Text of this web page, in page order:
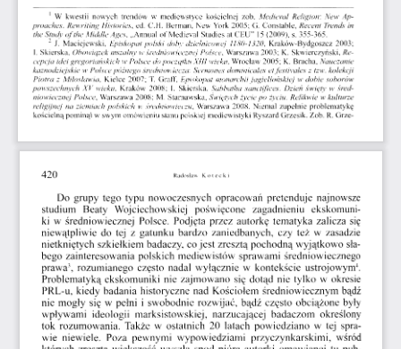
  W  kwestii  nowych  trendów  w  mediewstyce  kościelnej  zob.
  Medieval  Religion:  New  Ap­
proaches.  Rewriting  Histories,
  ed.  C.H.  Berman,  New  York  2005;  G.  Constable,
  Recent  Trends  in
the Study of the Middle Ages,
  „Annual  of  Medieval  Studies  at  CEU”  15 (2009),  s. 355-365.
2
  J.  Maciejewski,
  Episkopat  polski  doby  dzielnicowej  1180-1320,
Kraków-Bydgoszcz
  2003;
I. Skierska,
  Obowiązek mszalny  w średniowiecznej  Polsce,
Warszawa
  2003;
  K. Skwierczyński,
Re­
cepcja  idei gregoriańskich  w Polsce do początku  XIII  wieku, Wrocław  2005; K.  Bracha, Nauczanie
kaznodziejskie  w Polsce późnego  średniowiecza: Sermones  dominicales et festivales z  tzw. kolekcji
Piotra  z  Miłosławia,
  Kielce  2007;  T.
  Graff,
  Episkopat  monarchii  jagiellońskiej  w dobie  soborów
powszechnych  XV  wieku,
  Kraków  2008;  I.  Skierska,
  Sabbatha  sanctifices.  Dzień  święty  w
  śred­
niowiecznej  Polsce,
  Warszawa  2008;  M  Starnawska,
  Świętych życie po  życiu.  Relikwie  w kulturze
religijnej  na ziemiach  polskich  w średniowieczu,
  Warszawa  2008.  Niemal  zupełnie  problematykę
kościelną pominął w swym omówieniu  stanu  polskiej  mediewistyki  Ryszard Grzesik. Zob. R. Grze-
420 Radosław
       Κotecki
Do  grupy  tego  typu  nowoczesnych
  opracowań  pretenduje   najnowsze
studium   Beaty   Wojciechowskiej   poświęcone   zagadnieniu   ekskomuni­
ki  w  średniowiecznej  Polsce.  Podjęta  przez  autorkę  tematyka  zalicza  się
niewątpliwie  do  tej  z  gatunku  bardzo  zaniedbanych,  czy  też  w  zasadzie
nietkniętych  szkiełkiem  badaczy,  co jest  zresztą pochodną wyjątkowo  sła­
bego  zainteresowania  polskich  mediewistów  sprawami  średniowiecznego
prawa3,  rozumianego  często  nadal  wyłącznie  w  kontekście  ustrojowym4.
Problematyką  ekskomuniki  nie  zajmowano  się  dotąd  nie  tylko  w  okresie
PRL-u,  kiedy  badania  historyczne  nad  Kościołem  średniowiecznym  bądź
nie  mogły  się  w  pełni  i  swobodnie  rozwijać,  bądź  często  obciążone  były
wpływami  ideologii  marksistowskiej,  narzucającej   badaczom  określony
tok  rozumowania.  Także  w  ostatnich  20  latach  powiedziano  w  tej  spra­
wie  niewiele.  Poza  pewnymi  wypowiedziami  przyczynkarskimi,  wśród